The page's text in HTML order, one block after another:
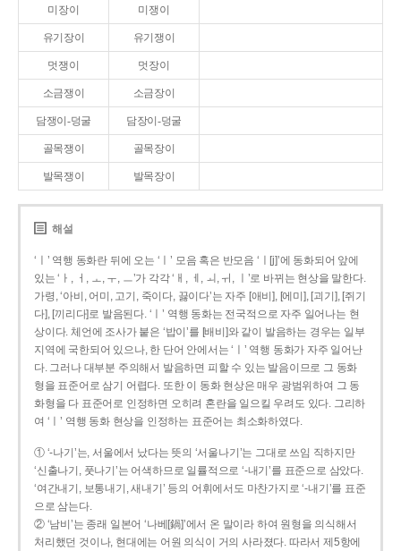
미장이 미쟁이
유기장이 유기쟁이
멋쟁이 멋장이
소금쟁이 소금장이
담쟁이-덩굴 담장이-덩굴
골목쟁이 골목장이
발목쟁이 발목장이
해설
‘ㅣ’ 역행 동화란 뒤에 오는 ‘ㅣ’ 모음 혹은 반모음 ‘ㅣ[j]’에 동화되어 앞에
있는 ‘ㅏ, ㅓ, ㅗ, ㅜ, ㅡ’가 각각 ‘ㅐ, ㅔ, ㅚ, ㅟ, ㅣ’로 바뀌는 현상을 말한다.
가령, ‘아비, 어미, 고기, 죽이다, 끓이다’는 자주 [애비], [에미], [괴기], [쥐기
다], [끼리다]로 발음된다. ‘ㅣ’ 역행 동화는 전국적으로 자주 일어나는 현
상이다. 체언에 조사가 붙은 ‘밥이’를 [배비]와 같이 발음하는 경우는 일부
지역에 국한되어 있으나, 한 단어 안에서는 ‘ㅣ’ 역행 동화가 자주 일어난
다. 그러나 대부분 주의해서 발음하면 피할 수 있는 발음이므로 그 동화
형을 표준어로 삼기 어렵다. 또한 이 동화 현상은 매우 광범위하여 그 동
화형을 다 표준어로 인정하면 오히려 혼란을 일으킬 우려도 있다. 그리하
여 ‘ㅣ’ 역행 동화 현상을 인정하는 표준어는 최소화하였다.
① ‘-나기’는, 서울에서 났다는 뜻의 ‘서울나기’는 그대로 쓰임 직하지만
‘신출나기, 풋나기’는 어색하므로 일률적으로 ‘-내기’를 표준으로 삼았다.
‘여간내기, 보통내기, 새내기’ 등의 어휘에서도 마찬가지로 ‘-내기’를 표준
으로 삼는다.
② ‘남비’는 종래 일본어 ‘나베[鍋]’에서 온 말이라 하여 원형을 의식해서
처리했던 것이나, 현대에는 어원 의식이 거의 사라졌다. 따라서 제5항에